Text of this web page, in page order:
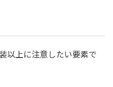
以上に注意したい要素で